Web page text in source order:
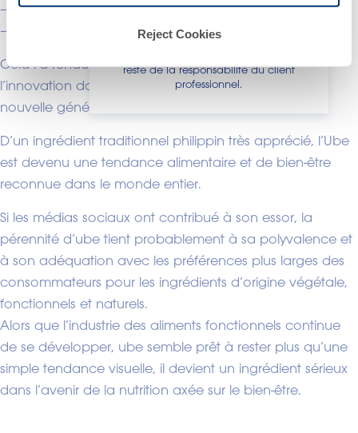
Reject Cookies
réglementation et les allégations y
reste de la responsabilité du client
professionnel.
– Convivialité des médias sociaux
– Potentiel d’image de marque haut de gamme
Cela l’a rendu particulièrement attrayant pour
l’innovation dans le domaine des compléments de
nouvelle génération.
D’un ingrédient traditionnel philippin très apprécié, l’Ube
est devenu une tendance alimentaire et de bien-être
reconnue dans le monde entier.
Si les médias sociaux ont contribué à son essor, la
pérennité d’ube tient probablement à sa polyvalence et
à son adéquation avec les préférences plus larges des
consommateurs pour les ingrédients d’origine végétale,
fonctionnels et naturels.
Alors que l’industrie des aliments fonctionnels continue
de se développer, ube semble prêt à rester plus qu’une
simple tendance visuelle, il devient un ingrédient sérieux
dans l’avenir de la nutrition axée sur le bien-être.